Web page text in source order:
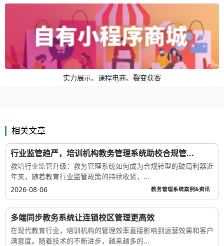
实力展示、课程电商、裂变获客
相关文章
行业监管趋严，培训机构教务管理系统助校合规管...
教培行业监管升级：教务管理系统如何成为合规转型的破局利器近
年来，随着教育行业监管政策的持续收紧，...
2026-08-06
教务管理系统案例&资讯
多端同步教务系统让连锁校区管理更高效
在现代教育行业，培训机构的管理效率直接影响到运营效果和客户
满意度。随着技术的不断进步，越来越多的...